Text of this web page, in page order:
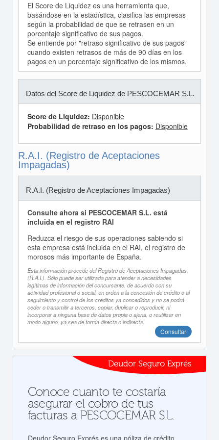
El Score de Liquidez es una herramienta que,
basándose en la estadística, clasifica las empresas
según la probabilidad de que se retrasen en un
porcentaje significativo de sus pagos.
Se entiende por "retraso significativo de sus pagos"
cuando existen retrasos de más de 90 días en los
pagos en un porcentaje significativo de los mismos.
Datos del Score de Liquidez de PESCOCEMAR S.L.
Score de Liquidez: Disponible
Probabilidad de retraso en los pagos: Disponible
R.A.I. (Registro de Aceptaciones
Impagadas)
R.A.I. (Registro de Aceptaciones Impagadas)
Consulte ahora si PESCOCEMAR S.L. está
incluida en el registro RAI
Reduzca el riesgo de sus operaciones sabiendo si
esta empresa está incluida en el RAI, el registro de
morosos más importante de España.
Esta información procede del Registro de Aceptaciones Impagadas
(R.A.I.). Sólo puede ser utilizada para atender a necesidades
legítimas de información del concursante, de acuerdo con su
actividad profesional o social, en orden a la concesión de crédito o al
seguimiento y control de los créditos ya concedidos y no se podrá
ceder o transmitir a terceros, copiar, duplicar o reproducir, ni
incorporar a ninguna base de datos propia o ajena, o reutilizar en
modo alguno, ya sea de forma directa o indirecta.
Consultar
Deudor Seguro Exprés
Conoce cuanto te costaría
asegurar el cobro de tus
facturas a PESCOCEMAR S.L.